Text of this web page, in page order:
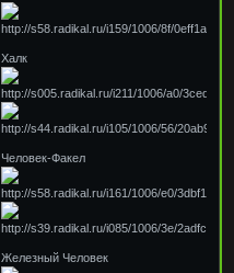
Халк
Человек-Факел
Железный Человек